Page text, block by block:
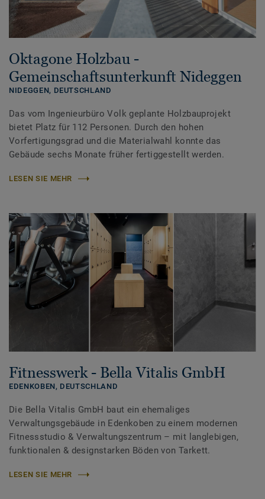
Oktagone Holzbau -
Gemeinschaftsunterkunft Nideggen
NIDEGGEN, DEUTSCHLAND
Das vom Ingenieurbüro Volk geplante Holzbauprojekt
bietet Platz für 112 Personen. Durch den hohen
Vorfertigungsgrad und die Materialwahl konnte das
Gebäude sechs Monate früher fertiggestellt werden.
LESEN SIE MEHR
Fitnesswerk - Bella Vitalis GmbH
EDENKOBEN, DEUTSCHLAND
Die Bella Vitalis GmbH baut ein ehemaliges
Verwaltungsgebäude in Edenkoben zu einem modernen
Fitnessstudio & Verwaltungszentrum – mit langlebigen,
funktionalen & designstarken Böden von Tarkett.
LESEN SIE MEHR